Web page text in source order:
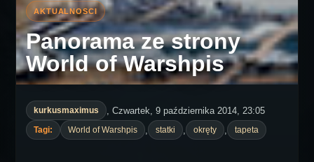
Panorama ze strony
World of Warshpis
kurkusmaximus , Czwartek, 9 października 2014, 23:05
Tagi: World of Warshpis statki okręty tapeta